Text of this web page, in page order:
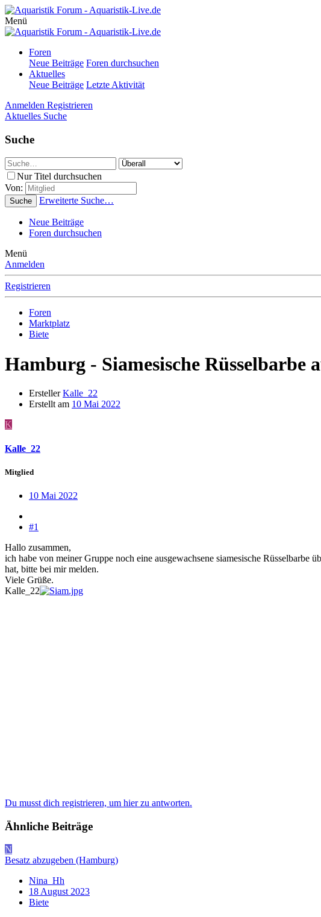
Menü
Foren
Neue Beiträge Foren durchsuchen
Aktuelles
Neue Beiträge Letzte Aktivität
Anmelden Registrieren
Aktuelles Suche
Suche
Nur Titel durchsuchen
Von:
Suche Erweiterte Suche…
Neue Beiträge
Foren durchsuchen
Menü
Anmelden
Registrieren
Foren
Marktplatz
Biete
Hamburg - Siamesische Rüsselbarbe
Ersteller Kalle_22
Erstellt am 10 Mai 2022
K
Kalle_22
Mitglied
10 Mai 2022
#1
Hallo zusammen,
ich habe von meiner Gruppe noch eine ausgewachsene siamesische
hat, bitte bei mir melden.
Viele Grüße.
Kalle_22
Du musst dich registrieren, um hier zu antworten.
Ähnliche Beiträge
N
Besatz abzugeben (Hamburg)
Nina_Hh
18 August 2023
Biete